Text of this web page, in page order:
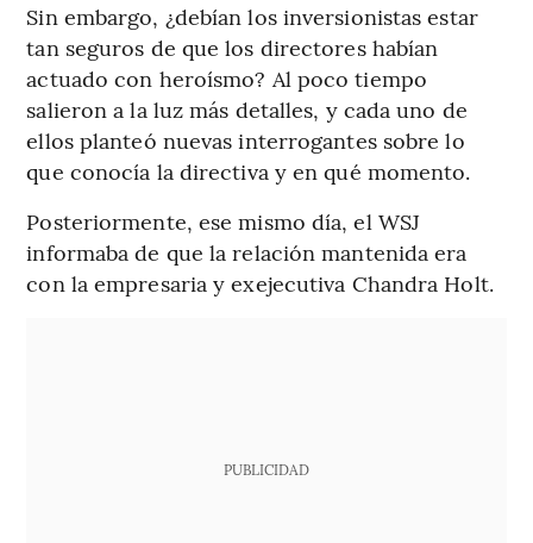
Sin embargo, ¿debían los inversionistas estar
tan seguros de que los directores habían
actuado con heroísmo? Al poco tiempo
salieron a la luz más detalles, y cada uno de
ellos planteó nuevas interrogantes sobre lo
que conocía la directiva y en qué momento.
Posteriormente, ese mismo día, el WSJ
informaba de que la relación mantenida era
con la empresaria y exejecutiva Chandra Holt.
PUBLICIDAD